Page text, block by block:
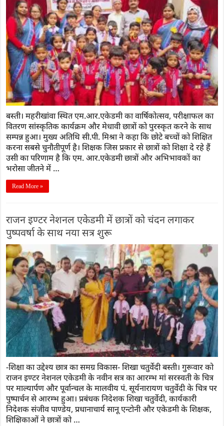
बस्ती। महरीखांवा स्थित एम.आर.एकेडमी का वार्षिकोत्सव, परीक्षाफल का
वितरण सांस्कृतिक कार्यक्रम और मेधावी छात्रों को पुरस्कृत करने के साथ
सम्पन्न हुआ। मुख्य अतिथि सी.पी. मिश्रा ने कहा कि छोटे बच्चों को शिक्षित
करना सबसे चुनौतीपूर्ण है। शिक्षक जिस प्रकार से छात्रों को शिक्षा दे रहे हैं
उसी का परिणाम है कि एम. आर.एकेडमी छात्रों और अभिभावकों का
भरोसा जीतने में …
Read More »
राजन इण्टर नेशनल एकेडमी में छात्रों को चंदन लगाकर
पुष्पवर्षा के साथ नया सत्र शुरू
-शिक्षा का उद्देश्य छात्र का समग्र विकास- शिखा चतुर्वेदी बस्ती। गुरूवार को
राजन इण्टर नेशनल एकेडमी के नवीन सत्र का आरम्भ मां सरस्वती के चित्र
पर माल्यार्पण और पूर्वान्चल के मालवीय पं. सूर्यनारायण चतुर्वेदी के चित्र पर
पुष्पार्चन से आरम्भ हुआ। प्रबंधक निदेशक शिखा चतुर्वेदी, कार्यकारी
निदेशक संजीव पाण्डेय, प्रधानाचार्य सानू एन्टोनी और एकेडमी के शिक्षक,
शिक्षिकाओं ने छात्रों को …